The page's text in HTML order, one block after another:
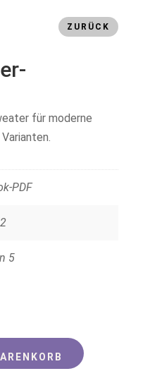
ZURÜCK
für moderne
PDF
5